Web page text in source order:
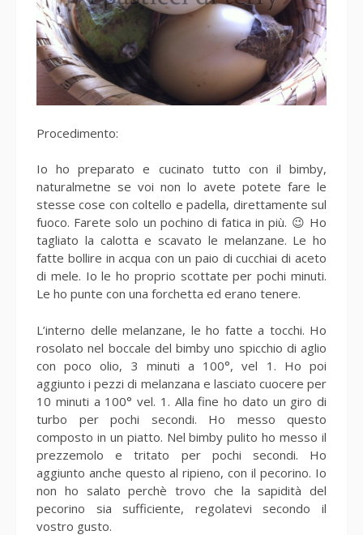
Procedimento:
Io ho preparato e cucinato tutto con il bimby,
naturalmetne se voi non lo avete potete fare le
stesse cose con coltello e padella, direttamente sul
fuoco. Farete solo un pochino di fatica in più. 😉 Ho
tagliato la calotta e scavato le melanzane. Le ho
fatte bollire in acqua con un paio di cucchiai di aceto
di mele. Io le ho proprio scottate per pochi minuti.
Le ho punte con una forchetta ed erano tenere.
L’interno delle melanzane, le ho fatte a tocchi. Ho
rosolato nel boccale del bimby uno spicchio di aglio
con poco olio, 3 minuti a 100°, vel 1. Ho poi
aggiunto i pezzi di melanzana e lasciato cuocere per
10 minuti a 100° vel. 1. Alla fine ho dato un giro di
turbo per pochi secondi. Ho messo questo
composto in un piatto. Nel bimby pulito ho messo il
prezzemolo e tritato per pochi secondi. Ho
aggiunto anche questo al ripieno, con il pecorino. Io
non ho salato perchè trovo che la sapidità del
pecorino sia sufficiente, regolatevi secondo il
vostro gusto.